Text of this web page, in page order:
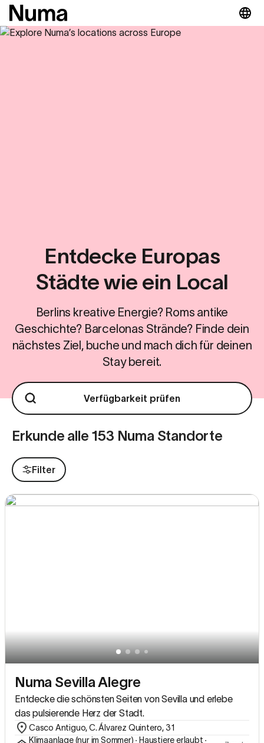
Entdecke Europas
Städte wie ein Local
Berlins kreative Energie? Roms antike
Geschichte? Barcelonas Strände? Finde dein
nächstes Ziel, buche und mach dich für deinen
Stay bereit.
Verfügbarkeit prüfen
Erkunde alle 153 Numa Standorte
Filter
Numa Sevilla Alegre
Entdecke die schönsten Seiten von Sevilla und erlebe
das pulsierende Herz der Stadt.
Casco Antiguo, C. Álvarez Quintero, 31
Klimaanlage (nur im Sommer) ∙ Haustiere erlaubt ∙